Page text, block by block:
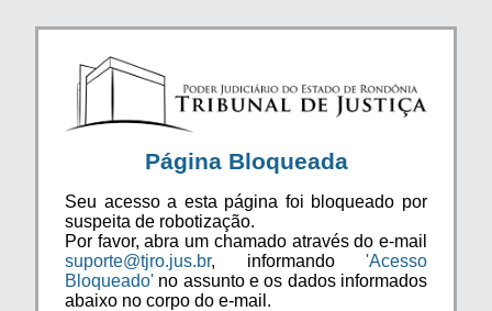
Página Bloqueada
Seu acesso a esta página foi bloqueado por
suspeita de robotização.
Por favor, abra um chamado através do e-mail
suporte@tjro.jus.br, informando 'Acesso
Bloqueado' no assunto e os dados informados
abaixo no corpo do e-mail.